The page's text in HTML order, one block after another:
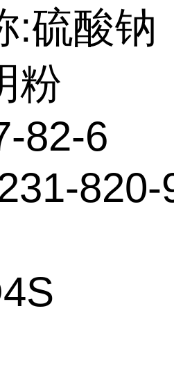
:硫酸钠
粉
82-6
820-